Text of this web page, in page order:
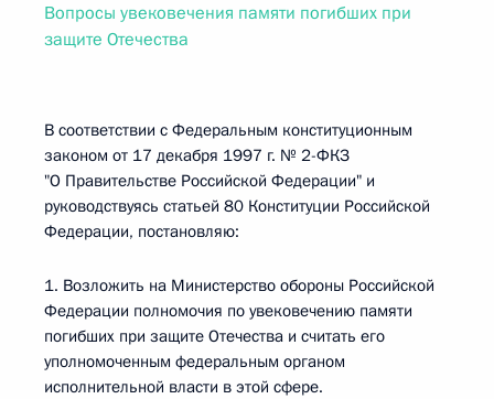
Вопросы увековечения памяти погибших при
защите Отечества
В соответствии с Федеральным конституционным
законом от 17 декабря 1997 г. № 2-ФКЗ
"О Правительстве Российской Федерации" и
руководствуясь статьей 80 Конституции Российской
Федерации, постановляю:
1. Возложить на Министерство обороны Российской
Федерации полномочия по увековечению памяти
погибших при защите Отечества и считать его
уполномоченным федеральным органом
исполнительной власти в этой сфере.